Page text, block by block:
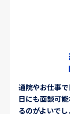
通院やお仕事
日にも面談可
るのがよいでし